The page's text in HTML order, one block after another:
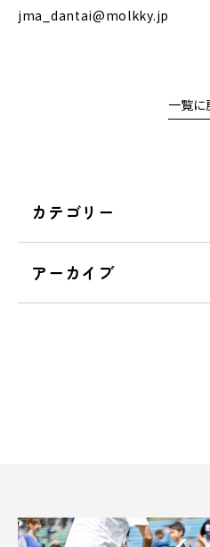
jma_dantai@molkky.jp
一覧に
カテゴリー
アーカイブ